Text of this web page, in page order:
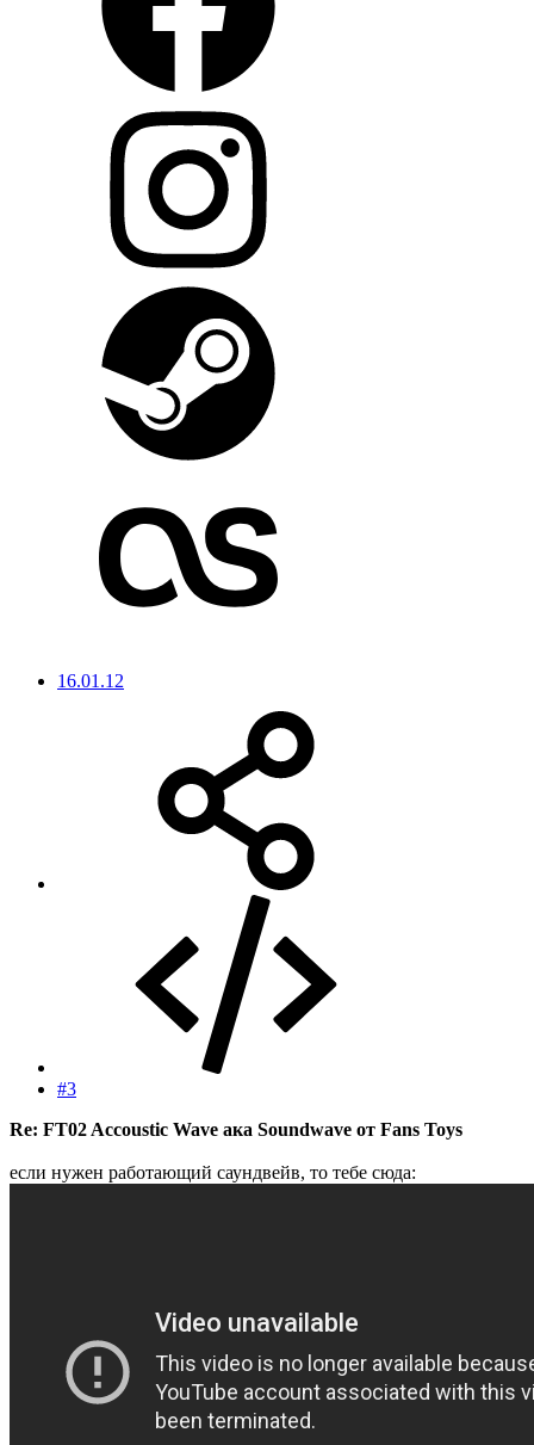
16.01.12
#3
Re: FT02 Accoustic Wave ака Soundwave от Fans Toys
если нужен работающий саундвейв, то тебе сюда: